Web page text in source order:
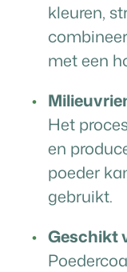
kleuren,
met een
Het
en
poeder
gebruikt.
Geschikt